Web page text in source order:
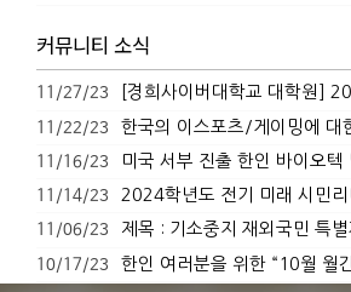
커뮤니티 소식
11/27/23 [경희사이버대학교 대학원]
11/22/23
한국의 이스포츠/게이밍에 대
11/16/23
미국 서부 진출 한인 바이오텍
11/14/23
2024학년도 전기 미래 시민리
11/06/23
제목 : 기소중지 재외국민 특
10/17/23 한인 여러분을 위한 “10월 월